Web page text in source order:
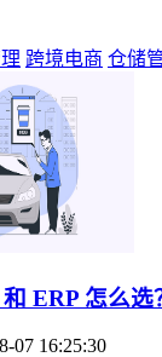
跨境电商 仓储
ERP 怎么
07 16:25:30